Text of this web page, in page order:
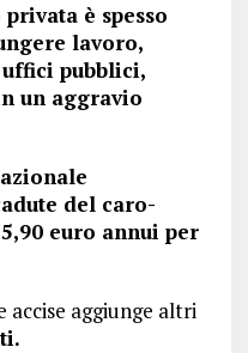
è spesso
lavoro,
pubblici,
un aggravio
del caro-
euro annui per
aggiunge altri